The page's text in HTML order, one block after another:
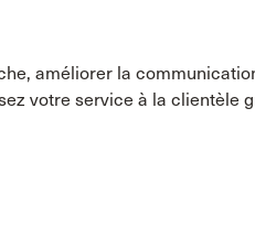
améliorer la
votre service à la clientèle